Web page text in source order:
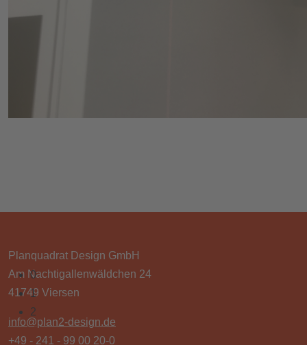
0
1
2
Planquadrat Design GmbH
Am Nachtigallenwäldchen 24
41749 Viersen
info@plan2-design.de
+49 - 241 - 99 00 20-0